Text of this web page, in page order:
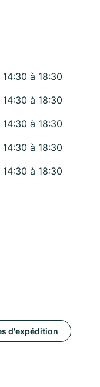
à 18:30
à 18:30
à 18:30
à 18:30
à 18:30
d'expédition